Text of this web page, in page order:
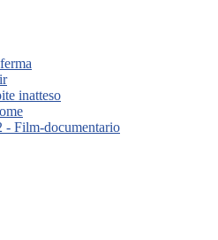
inatteso
- Film-documentario